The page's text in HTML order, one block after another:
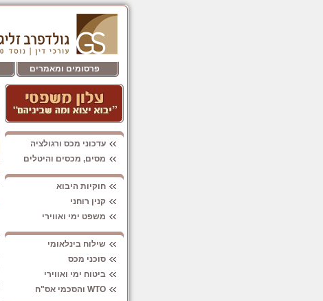
פרסומים ומאמרים
עדכוני מכס ורגולציה
מסים, מכסים והיטלים
חוקיות היבוא
קנין רוחני
משפט ימי ואווירי
שילוח בינלאומי
סוכני מכס
ביטוח ימי ואווירי
WTO והסכמי אס"ח